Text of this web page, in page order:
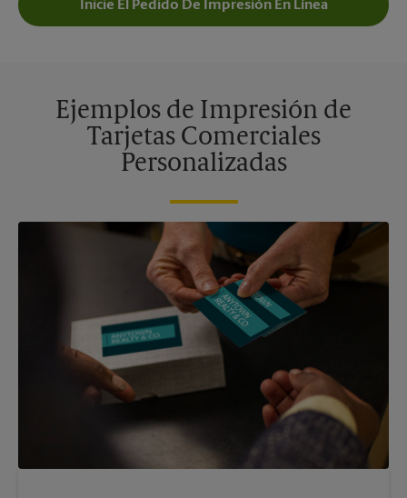
Inicie El Pedido De Impresión En Línea
Ejemplos de Impresión de
Tarjetas Comerciales
Personalizadas